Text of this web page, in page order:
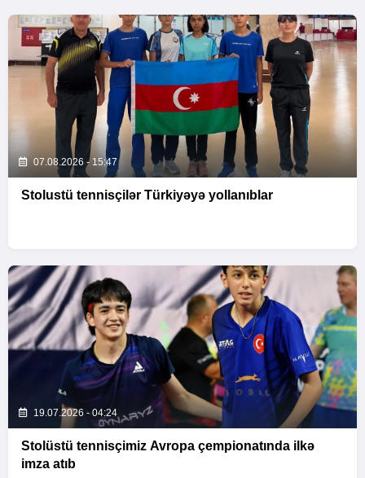
07.08.2026 - 15:47
Stolustü tennisçilər Türkiyəyə yollanıblar
19.07.2026 - 04:24
Stolüstü tennisçimiz Avropa çempionatında ilkə
imza atıb